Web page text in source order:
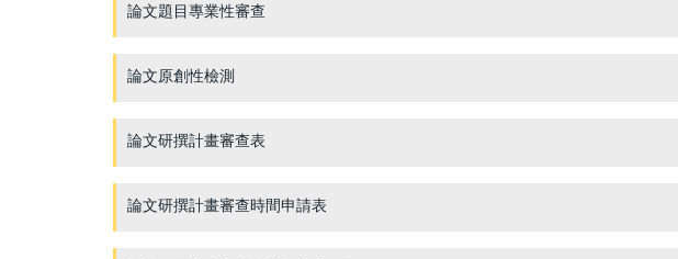
論文題目專業性審查
論文原創性檢測
論文研撰計畫審查表
論文研撰計畫審查時間申請表